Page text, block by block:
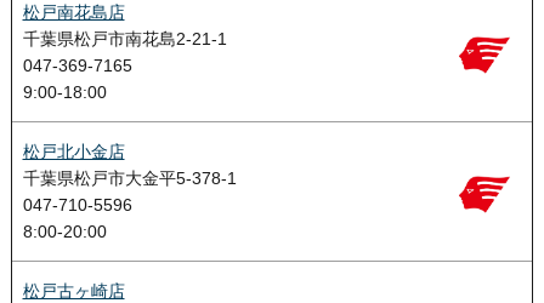
松戸南花島店
千葉県松戸市南花島2-21-1
047-369-7165
9:00-18:00
松戸北小金店
千葉県松戸市大金平5-378-1
047-710-5596
8:00-20:00
松戸古ヶ崎店